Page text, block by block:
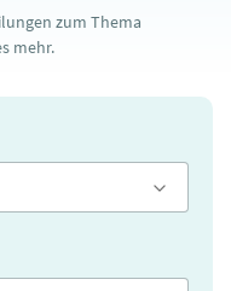
zum Thema
mehr.